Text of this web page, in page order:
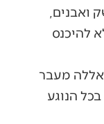
ואבנים,
להיכנס
מעבר
הנוגע